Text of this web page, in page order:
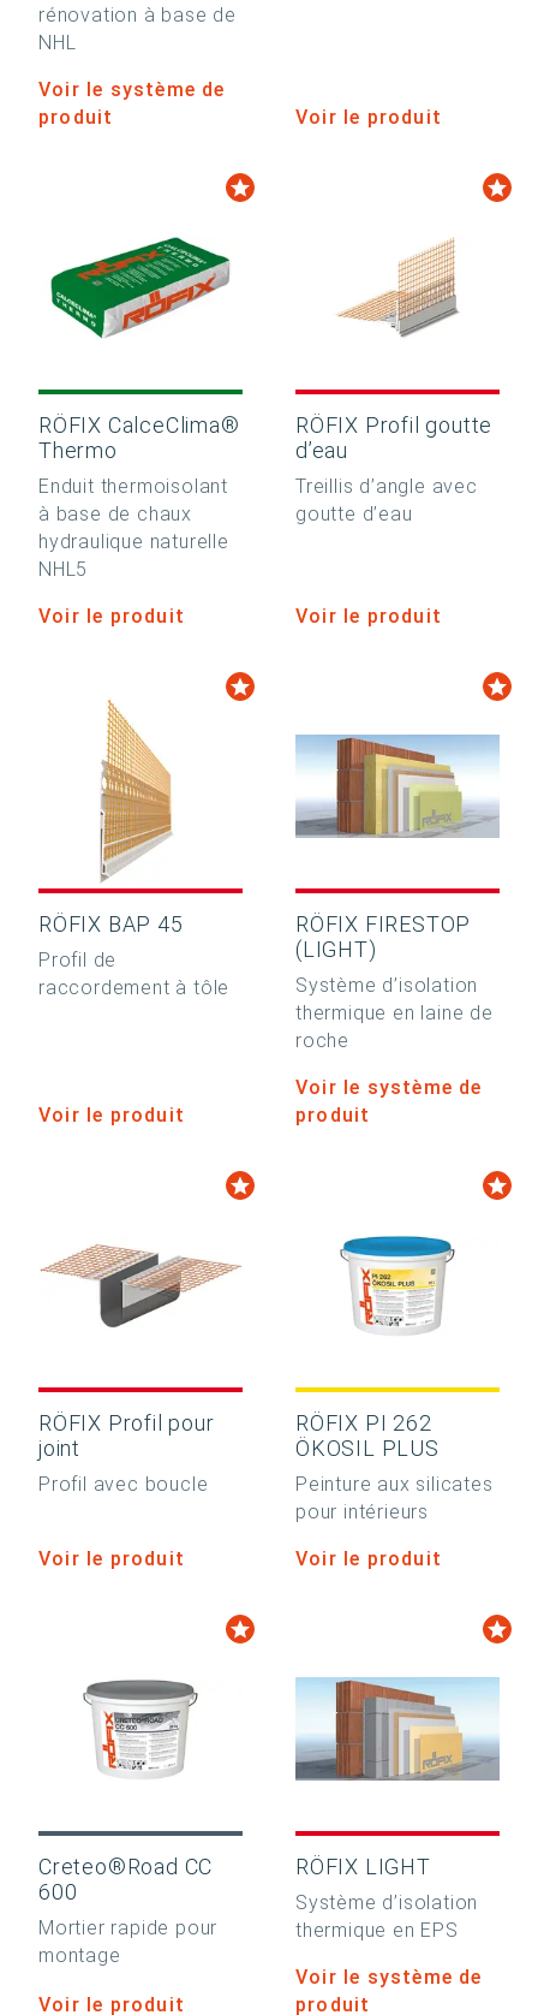
rénovation à base de
NHL
Voir le système de
produit
Voir le produit
RÖFIX CalceClima®
Thermo
Enduit thermoisolant
à base de chaux
hydraulique naturelle
NHL5
Voir le produit
RÖFIX Profil goutte
d’eau
Treillis d’angle avec
goutte d’eau
Voir le produit
RÖFIX BAP 45
Profil de
raccordement à tôle
Voir le produit
RÖFIX FIRESTOP
(LIGHT)
Système d’isolation
thermique en laine de
roche
Voir le système de
produit
RÖFIX Profil pour
joint
Profil avec boucle
Voir le produit
RÖFIX PI 262
ÖKOSIL PLUS
Peinture aux silicates
pour intérieurs
Voir le produit
Creteo®Road CC
600
Mortier rapide pour
montage
Voir le produit
RÖFIX LIGHT
Système d’isolation
thermique en EPS
Voir le système de
produit